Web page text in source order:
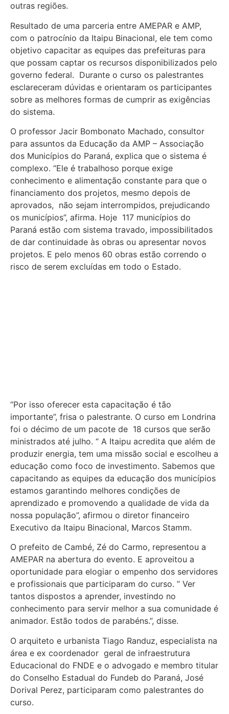
outras regiões.
Resultado de uma parceria entre AMEPAR e AMP,
com o patrocínio da Itaipu Binacional, ele tem como
objetivo capacitar as equipes das prefeituras para
que possam captar os recursos disponibilizados pelo
governo federal. Durante o curso os palestrantes
esclareceram dúvidas e orientaram os participantes
sobre as melhores formas de cumprir as exigências
do sistema.
O professor Jacir Bombonato Machado, consultor
para assuntos da Educação da AMP – Associação
dos Municípios do Paraná, explica que o sistema é
complexo. “Ele é trabalhoso porque exige
conhecimento e alimentação constante para que o
financiamento dos projetos, mesmo depois de
aprovados, não sejam interrompidos, prejudicando
os municípios”, afirma. Hoje 117 municípios do
Paraná estão com sistema travado, impossibilitados
de dar continuidade às obras ou apresentar novos
projetos. E pelo menos 60 obras estão correndo o
risco de serem excluídas em todo o Estado.
“Por isso oferecer esta capacitação é tão
importante”, frisa o palestrante. O curso em Londrina
foi o décimo de um pacote de 18 cursos que serão
ministrados até julho. “ A Itaipu acredita que além de
produzir energia, tem uma missão social e escolheu a
educação como foco de investimento. Sabemos que
capacitando as equipes da educação dos municípios
estamos garantindo melhores condições de
aprendizado e promovendo a qualidade de vida da
nossa população”, afirmou o diretor financeiro
Executivo da Itaipu Binacional, Marcos Stamm.
O prefeito de Cambé, Zé do Carmo, representou a
AMEPAR na abertura do evento. E aproveitou a
oportunidade para elogiar o empenho dos servidores
e profissionais que participaram do curso. ” Ver
tantos dispostos a aprender, investindo no
conhecimento para servir melhor a sua comunidade é
animador. Estão todos de parabéns.”, disse.
O arquiteto e urbanista Tiago Randuz, especialista na
área e ex coordenador geral de infraestrutura
Educacional do FNDE e o advogado e membro titular
do Conselho Estadual do Fundeb do Paraná, José
Dorival Perez, participaram como palestrantes do
curso.